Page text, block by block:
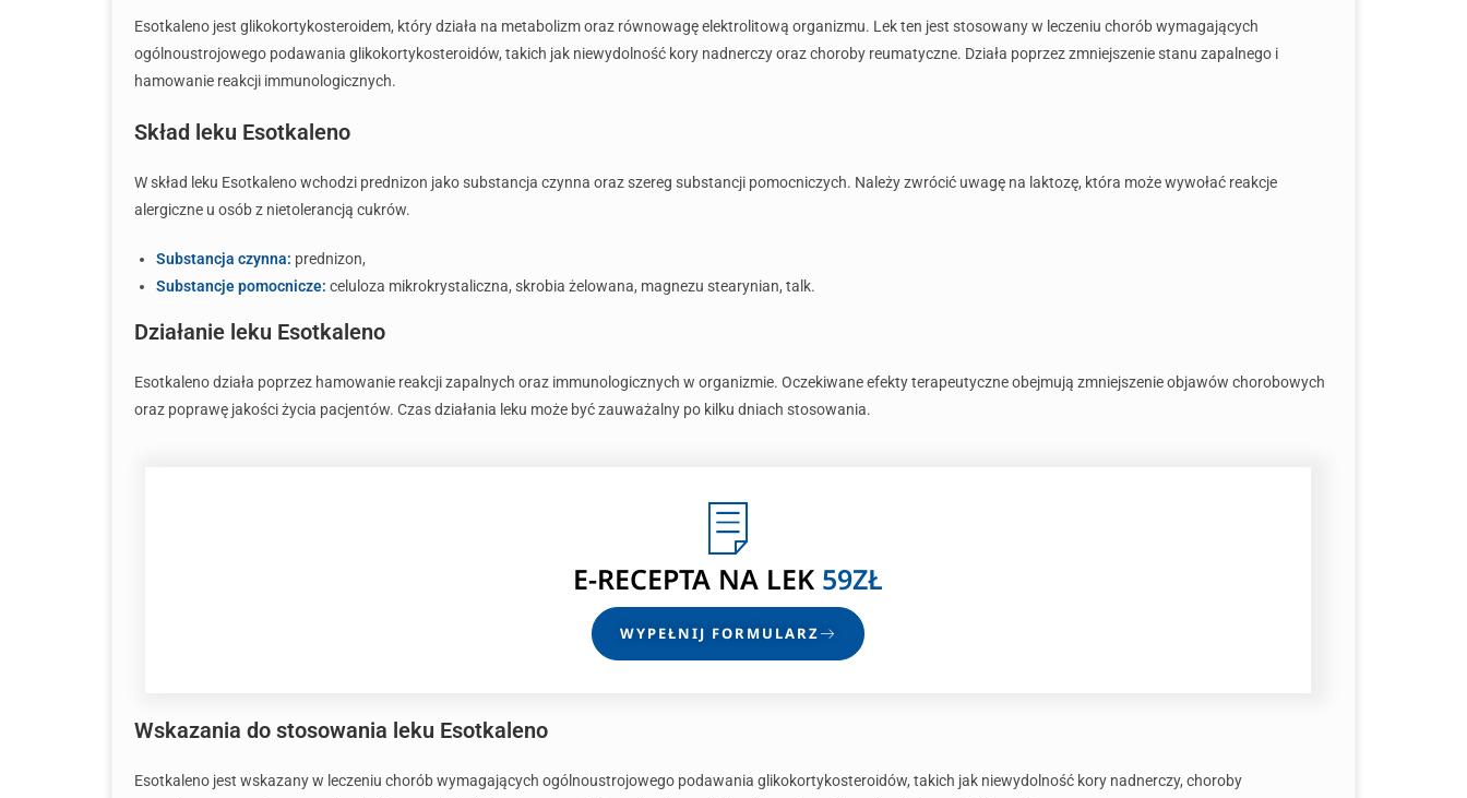
Esotkaleno jest glikokortykosteroidem, który działa na metabolizm oraz równowagę elektrolitową organizmu. Lek ten jest stosowany w leczeniu chorób wymagających
ogólnoustrojowego podawania glikokortykosteroidów, takich jak niewydolność kory nadnerczy oraz choroby reumatyczne. Działa poprzez zmniejszenie stanu zapalnego i
hamowanie reakcji immunologicznych.
Skład leku Esotkaleno
W skład leku Esotkaleno wchodzi prednizon jako substancja czynna oraz szereg substancji pomocniczych. Należy zwrócić uwagę na laktozę, która może wywołać reakcje
alergiczne u osób z nietolerancją cukrów.
Substancja czynna: prednizon,
Substancje pomocnicze: celuloza mikrokrystaliczna, skrobia żelowana, magnezu stearynian, talk.
Działanie leku Esotkaleno
Esotkaleno działa poprzez hamowanie reakcji zapalnych oraz immunologicznych w organizmie. Oczekiwane efekty terapeutyczne obejmują zmniejszenie objawów chorobowych
oraz poprawę jakości życia pacjentów. Czas działania leku może być zauważalny po kilku dniach stosowania.
E-RECEPTA NA LEK 59ZŁ
WYPEŁNIJ FORMULARZ
Wskazania do stosowania leku Esotkaleno
Esotkaleno jest wskazany w leczeniu chorób wymagających ogólnoustrojowego podawania glikokortykosteroidów, takich jak niewydolność kory nadnerczy, choroby